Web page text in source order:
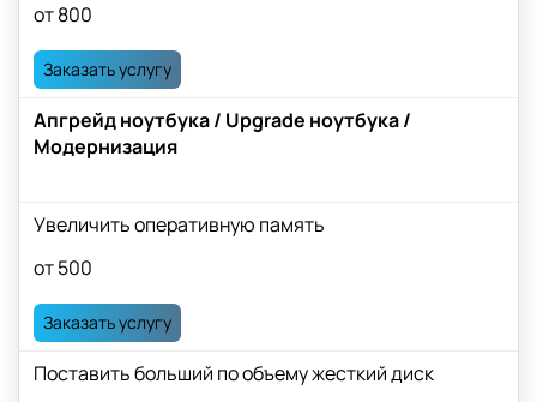
от 800
Заказать услугу
Апгрейд ноутбука / Upgrade ноутбука /
Модернизация
Увеличить оперативную память
от 500
Заказать услугу
Поставить больший по объему жесткий диск